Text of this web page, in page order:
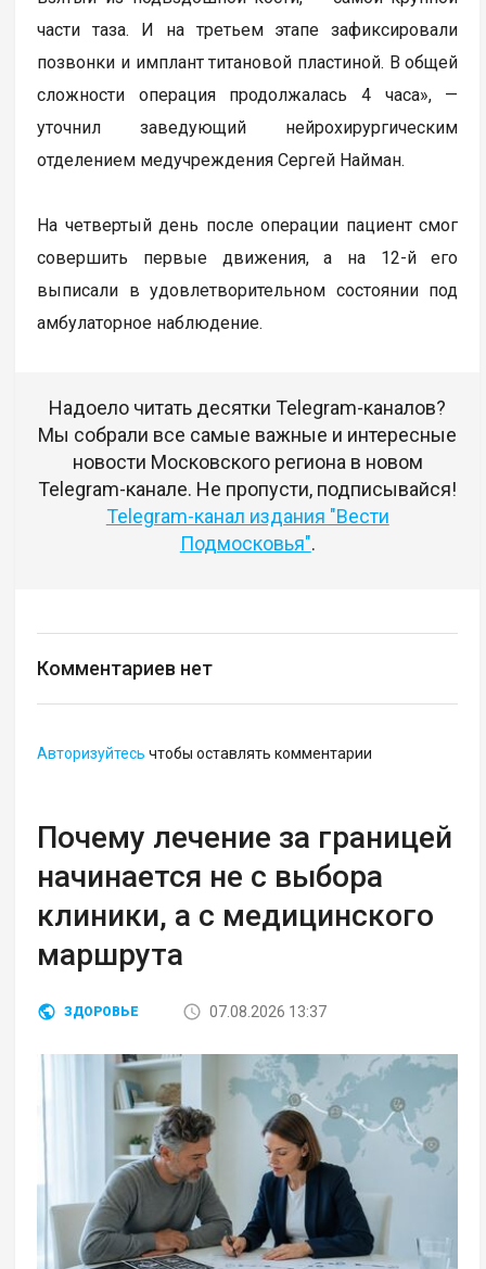
части таза. И на третьем этапе зафиксировали
позвонки и имплант титановой пластиной. В общей
сложности операция продолжалась 4 часа», —
уточнил заведующий нейрохирургическим
отделением медучреждения Сергей Найман.
На четвертый день после операции пациент смог
совершить первые движения, а на 12-й его
выписали в удовлетворительном состоянии под
амбулаторное наблюдение.
Надоело читать десятки Telegram-каналов?
Мы собрали все самые важные и интересные
новости Московского региона в новом
Telegram-канале. Не пропусти, подписывайся!
Telegram-канал издания "Вести
Подмосковья".
Комментариев нет
Авторизуйтесь чтобы оставлять комментарии
Почему лечение за границей
начинается не с выбора
клиники, а с медицинского
маршрута
ЗДОРОВЬЕ 07.08.2026 13:37